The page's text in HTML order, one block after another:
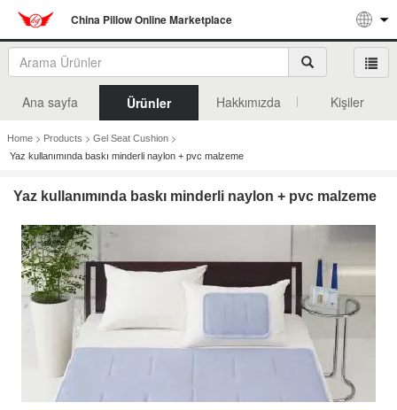
China Pillow Online Marketplace
Ana sayfa Ürünler Hakkımızda Kişiler
Home > Products > Gel Seat Cushion >
Yaz kullanımında baskı minderli naylon + pvc malzeme
Yaz kullanımında baskı minderli naylon + pvc malzeme